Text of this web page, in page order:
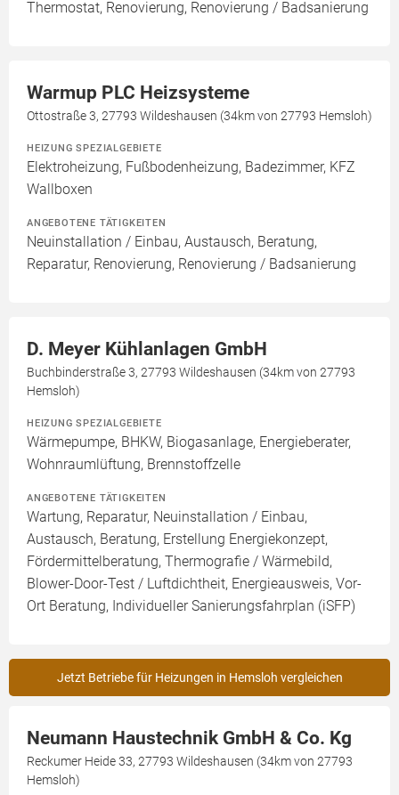
Thermostat, Renovierung, Renovierung / Badsanierung
Warmup PLC Heizsysteme
Ottostraße 3, 27793 Wildeshausen (34km von 27793 Hemsloh)
HEIZUNG SPEZIALGEBIETE
Elektroheizung, Fußbodenheizung, Badezimmer, KFZ
Wallboxen
ANGEBOTENE TÄTIGKEITEN
Neuinstallation / Einbau, Austausch, Beratung,
Reparatur, Renovierung, Renovierung / Badsanierung
D. Meyer Kühlanlagen GmbH
Buchbinderstraße 3, 27793 Wildeshausen (34km von 27793
Hemsloh)
HEIZUNG SPEZIALGEBIETE
Wärmepumpe, BHKW, Biogasanlage, Energieberater,
Wohnraumlüftung, Brennstoffzelle
ANGEBOTENE TÄTIGKEITEN
Wartung, Reparatur, Neuinstallation / Einbau,
Austausch, Beratung, Erstellung Energiekonzept,
Fördermittelberatung, Thermografie / Wärmebild,
Blower-Door-Test / Luftdichtheit, Energieausweis, Vor-
Ort Beratung, Individueller Sanierungsfahrplan (iSFP)
Jetzt Betriebe für Heizungen in Hemsloh vergleichen
Neumann Haustechnik GmbH & Co. Kg
Reckumer Heide 33, 27793 Wildeshausen (34km von 27793
Hemsloh)